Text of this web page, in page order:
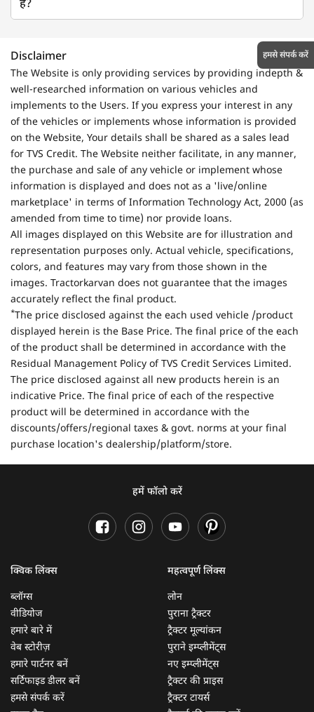
है?
Disclaimer
The Website is only providing services by providing indepth &
well-researched information on various vehicles and
implements to the Users. If you express your interest in any
of the vehicles or implements whose information is provided
on the Website, Your details shall be shared as a sales lead
for TVS Credit. The Website neither facilitate, in any manner,
the purchase and sale of any vehicle or implement whose
information is displayed and does not as a 'live/online
marketplace' in terms of Information Technology Act, 2000 (as
amended from time to time) nor provide loans.
All images displayed on this Website are for illustration and
representation purposes only. Actual vehicle, specifications,
colors, and features may vary from those shown in the
images. Tractorkarvan does not guarantee that the images
accurately reflect the final product.
*The price disclosed against the each used vehicle /product
displayed herein is the Base Price. The final price of the each
of the product shall be determined in accordance with the
Residual Management Policy of TVS Credit Services Limited.
The price disclosed against all new products herein is an
indicative Price. The final price of each of the respective
product will be determined in accordance with the
discounts/offers/regional taxes & govt. norms at your final
purchase location's dealership/platform/store.
हमें फॉलो करें
क्विक लिंक्स
ब्लॉग्स
वीडियोज
हमारे बारे में
वेब स्टोरीज़
हमारे पार्टनर बनें
सर्टिफाइड डीलर बनें
हमसे संपर्क करें
महत्वपूर्ण लिंक्स
लोन
पुराना ट्रैक्टर
ट्रैक्टर मूल्यांकन
पुराने इम्प्लीमेंट्स
नए इम्प्लीमेंट्स
ट्रैक्टर की प्राइस
ट्रैक्टर टायर्स
हमसे संपर्क करें